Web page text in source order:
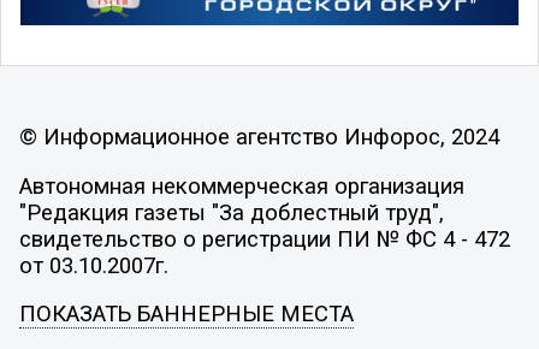
© Информационное агентство Инфорос, 2024
Автономная некоммерческая организация
"Редакция газеты "За доблестный труд",
свидетельство о регистрации ПИ № ФС 4 - 472
от 03.10.2007г.
ПОКАЗАТЬ БАННЕРНЫЕ МЕСТА